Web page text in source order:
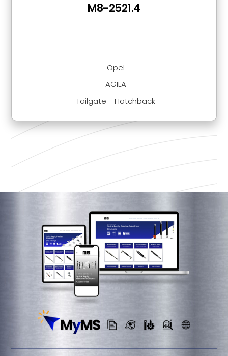
Opel
AGILA
Tailgate - Hatchback
M8-2521.4